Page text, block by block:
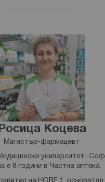
Росица Коцева
Магистър-фармацевт
университет-
е 8 години в Частна аптека.
на НОВЕ 1, основател